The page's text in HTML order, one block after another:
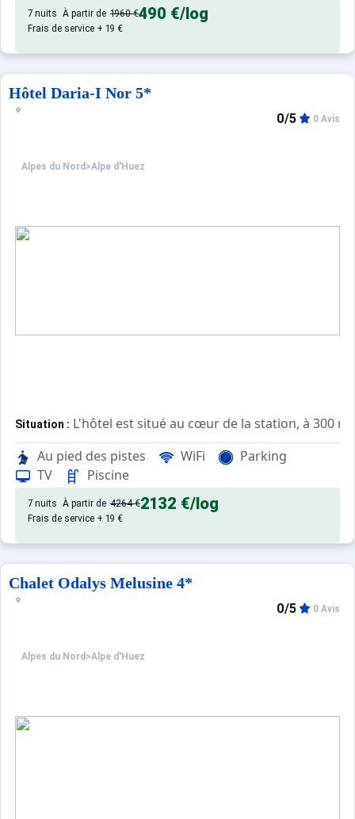
Accès direct à la patinoire par une galerie marchande.
7 nuits À partir de 1960 €490 €/log
Frais de service + 19 €
Hôtel Daria-I Nor 5*
Alpes du Nord >Alpe d'Huez
0/5 0 Avis
Situation : L'hôtel est situé au cœur de la station, à 300
Hôtel :Dans une ambiance familiale et chaleureuse,
Restauration :Formule petit-déjeuner ou demi-pension
Au pied des pistes WiFi
Parking
TV
Piscine
7 nuits À partir de 4264 €2132 €/log
Frais de service + 19 €
Chalet Odalys Melusine 4*
Alpes du Nord >Alpe d'Huez
0/5 0 Avis